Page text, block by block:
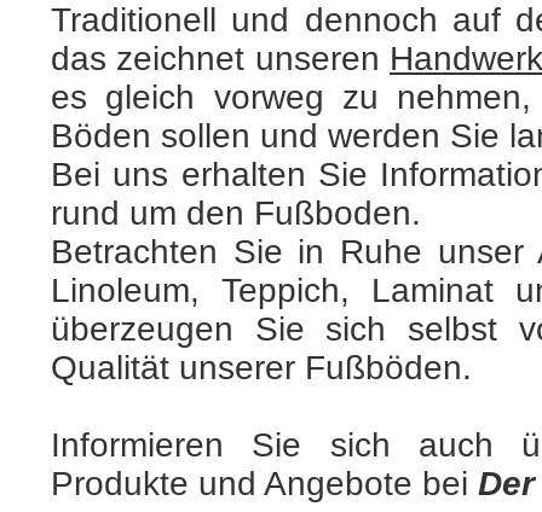
Traditionell und dennoch auf
das zeichnet unseren
es gleich vorweg zu
Böden sollen und werden Sie
Bei uns erhalten Sie
rund um den Fußboden.
Betrachten Sie in Ruhe unser
Linoleum, Teppich, Laminat
überzeugen Sie sich selbst
Qualität unserer Fußböden.
Informieren Sie sich auch
Produkte und Angebote bei Der.